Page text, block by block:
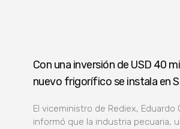
Con una inversión de USD 40
nuevo frigorífico se instala en
El viceministro de Rediex, Eduardo
informó que la industria pecuaria,